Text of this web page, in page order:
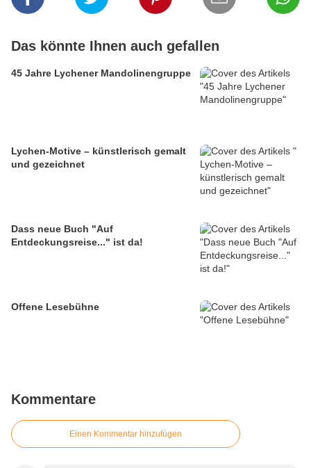
Das könnte Ihnen auch gefallen
45 Jahre Lychener Mandolinengruppe
Lychen-Motive – künstlerisch gemalt
und gezeichnet
Dass neue Buch "Auf
Entdeckungsreise..." ist da!
Offene Lesebühne
Kommentare
Einen Kommentar hinzufügen